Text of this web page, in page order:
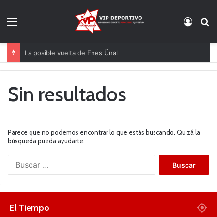
La posible vuelta de Enes Ünal
Sin resultados
Parece que no podemos encontrar lo que estás buscando. Quizá la
búsqueda pueda ayudarte.
El Tiempo